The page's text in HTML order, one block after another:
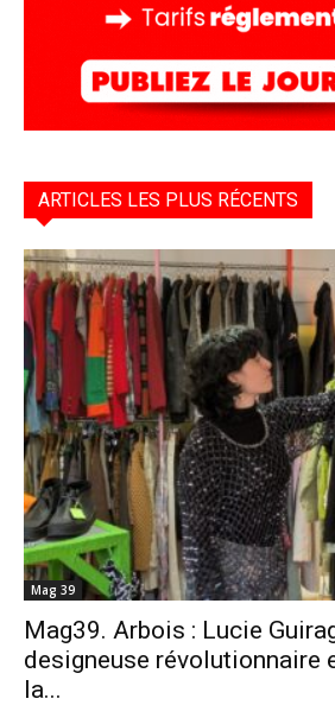
ARTICLES LES PLUS RÉCENTS
Mag 39
Mag39. Arbois : Lucie
designeuse révolutionnaire
la...